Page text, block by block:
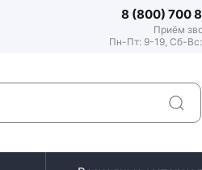
8 (800) 700
Приём
Пн-Пт: 9-19, Сб-